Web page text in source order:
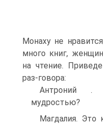
Монаху не
много книг,
на чтение.
раз-говора:
Антроний
мудростью?
Магдалия. Это